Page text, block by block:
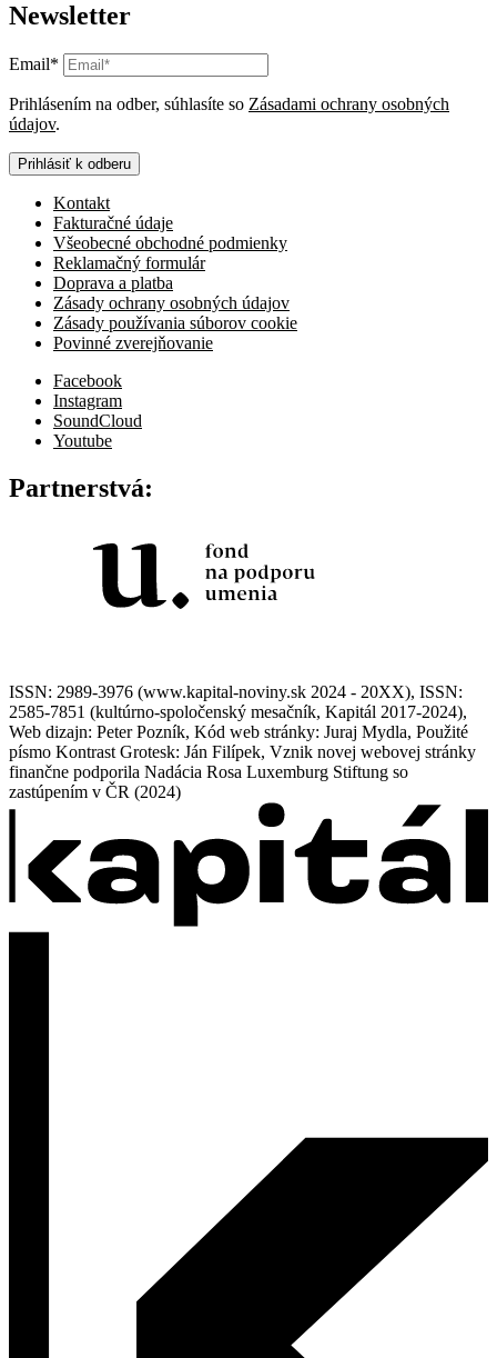
Newsletter
Email*
Prihlásením na odber, súhlasíte so Zásadami ochrany osobných
údajov.
Prihlásiť k odberu
Kontakt
Fakturačné údaje
Všeobecné obchodné podmienky
Reklamačný formulár
Doprava a platba
Zásady ochrany osobných údajov
Zásady používania súborov cookie
Povinné zverejňovanie
Facebook
Instagram
SoundCloud
Youtube
Partnerstvá:
ISSN: 2989-3976 (www.kapital-noviny.sk 2024 - 20XX), ISSN:
2585-7851 (kultúrno-spoločenský mesačník, Kapitál 2017-2024),
Web dizajn: Peter Pozník, Kód web stránky: Juraj Mydla, Použité
písmo Kontrast Grotesk: Ján Filípek, Vznik novej webovej stránky
finančne podporila Nadácia Rosa Luxemburg Stiftung so
zastúpením v ČR (2024)